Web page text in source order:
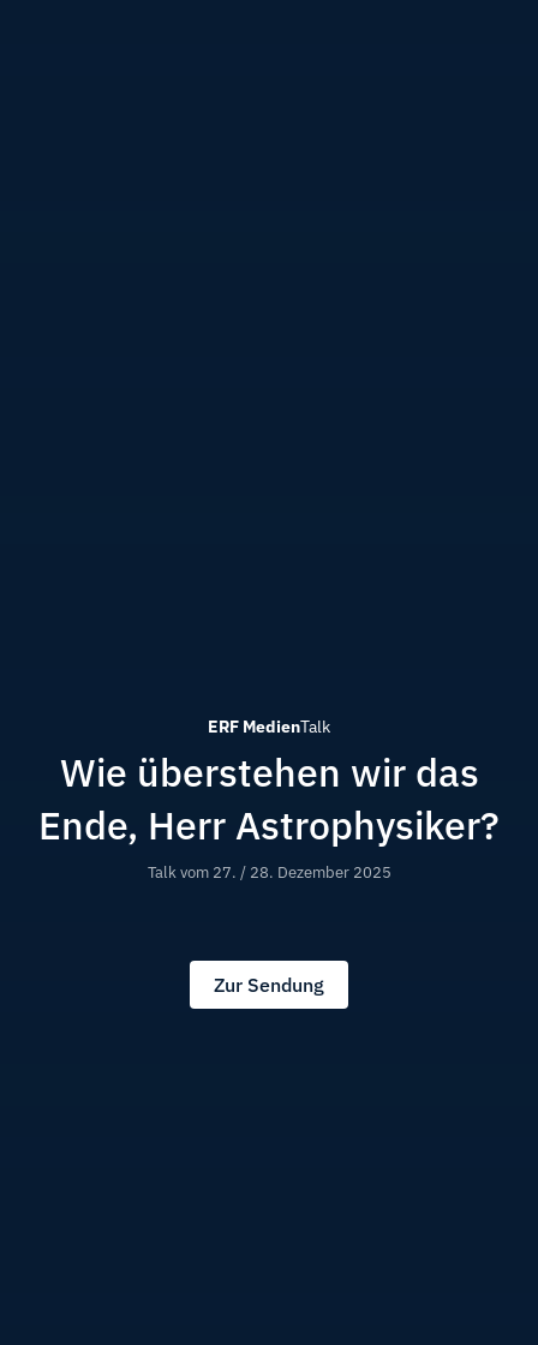
ERF MedienTalk
Wie überstehen wir das
Ende, Herr Astrophysiker?
Talk vom 27. / 28. Dezember 2025
Zur Sendung